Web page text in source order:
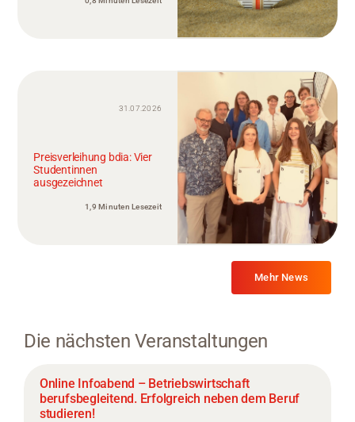
31.07.2026
Preisverleihung bdia: Vier
Studentinnen
ausgezeichnet
1,9 Minuten Lesezeit
Mehr News
Die nächsten Veranstaltungen
Online Infoabend – Betriebswirtschaft
berufsbegleitend. Erfolgreich neben dem Beruf
studieren!